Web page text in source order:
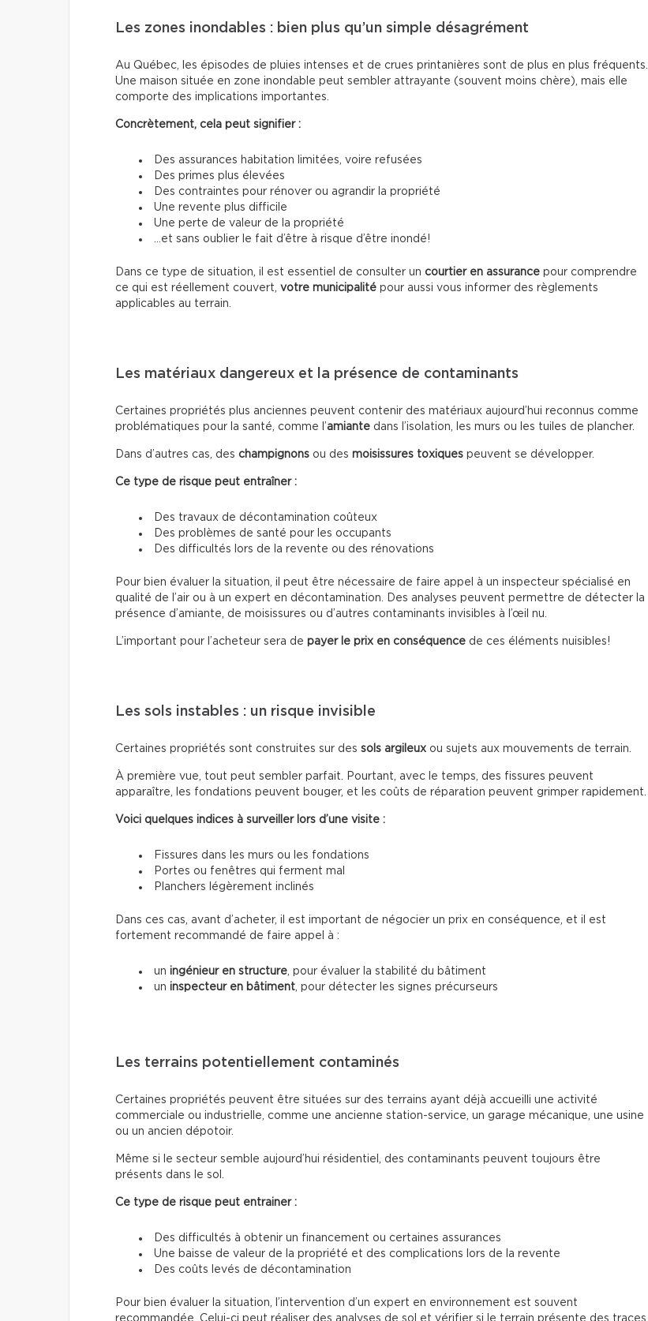
Les zones inondables : bien plus qu’un simple désagrément
Au Québec, les épisodes de pluies intenses et de crues printanières sont de plus en plus fréquents.
Une maison située en zone inondable peut sembler attrayante (souvent moins chère), mais elle
comporte des implications importantes.
Concrètement, cela peut signifier :
Des assurances habitation limitées, voire refusées
Des primes plus élevées
Des contraintes pour rénover ou agrandir la propriété
Une revente plus difficile
Une perte de valeur de la propriété
…et sans oublier le fait d’être à risque d’être inondé!
Dans ce type de situation, il est essentiel de consulter un courtier en assurance pour comprendre
ce qui est réellement couvert, votre municipalité pour aussi vous informer des règlements
applicables au terrain.
Les matériaux dangereux et la présence de contaminants
Certaines propriétés plus anciennes peuvent contenir des matériaux aujourd’hui reconnus comme
problématiques pour la santé, comme l’amiante dans l’isolation, les murs ou les tuiles de plancher.
Dans d’autres cas, des champignons ou des moisissures toxiques peuvent se développer.
Ce type de risque peut entraîner :
Des travaux de décontamination coûteux
Des problèmes de santé pour les occupants
Des difficultés lors de la revente ou des rénovations
Pour bien évaluer la situation, il peut être nécessaire de faire appel à un inspecteur spécialisé en
qualité de l’air ou à un expert en décontamination. Des analyses peuvent permettre de détecter la
présence d’amiante, de moisissures ou d’autres contaminants invisibles à l’œil nu.
L’important pour l’acheteur sera de payer le prix en conséquence de ces éléments nuisibles!
Les sols instables : un risque invisible
Certaines propriétés sont construites sur des sols argileux ou sujets aux mouvements de terrain.
À première vue, tout peut sembler parfait. Pourtant, avec le temps, des fissures peuvent
apparaître, les fondations peuvent bouger, et les coûts de réparation peuvent grimper rapidement.
Voici quelques indices à surveiller lors d’une visite :
Fissures dans les murs ou les fondations
Portes ou fenêtres qui ferment mal
Planchers légèrement inclinés
Dans ces cas, avant d’acheter, il est important de négocier un prix en conséquence, et il est
fortement recommandé de faire appel à :
un ingénieur en structure, pour évaluer la stabilité du bâtiment
un inspecteur en bâtiment, pour détecter les signes précurseurs
Les terrains potentiellement contaminés
Certaines propriétés peuvent être situées sur des terrains ayant déjà accueilli une activité
commerciale ou industrielle, comme une ancienne station-service, un garage mécanique, une usine
ou un ancien dépotoir.
Même si le secteur semble aujourd’hui résidentiel, des contaminants peuvent toujours être
présents dans le sol.
Ce type de risque peut entrainer :
Des difficultés à obtenir un financement ou certaines assurances
Une baisse de valeur de la propriété et des complications lors de la revente
Des coûts levés de décontamination
Pour bien évaluer la situation, l’intervention d’un expert en environnement est souvent
recommandée. Celui-ci peut réaliser des analyses de sol et vérifier si le terrain présente des traces